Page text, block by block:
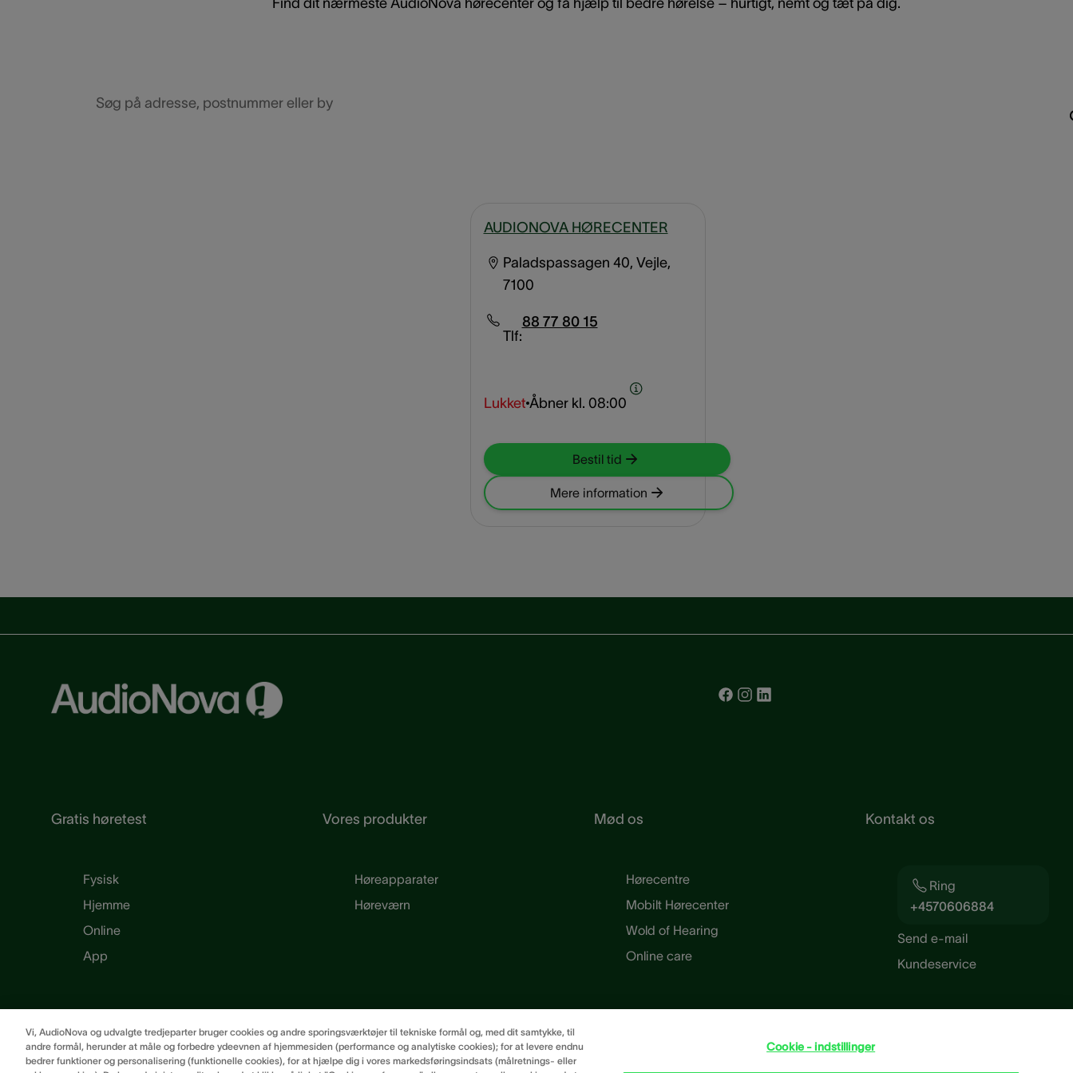
Søg på adresse, postnummer eller by
AUDIONOVA HØRECENTER
Paladspassagen 40, Vejle,
7100
Tlf:
88 77 80 15
Lukket Åbner kl. 08:00
Bestil tid
Mere information
Gratis høretest
Fysisk
Hjemme
Online
App
Vores produkter
Høreapparater
Høreværn
Mød os
Hørecentre
Mobilt Hørecenter
Wold of Hearing
Online care
Kontakt os
Ring
+4570606884
Send e-mail
Kundeservice
Vi, AudioNova og udvalgte tredjeparter bruger cookies og andre sporingsværktøjer til tekniske formål og, med dit samtykke, til
andre formål, herunder at måle og forbedre ydeevnen af hjemmesiden (performance og analytiske cookies); for at levere endnu
bedrer funktioner og personalisering (funktionelle cookies), for at hjælpe dig i vores markedsføringsindsats (målretnings- eller
Cookie - indstillinger